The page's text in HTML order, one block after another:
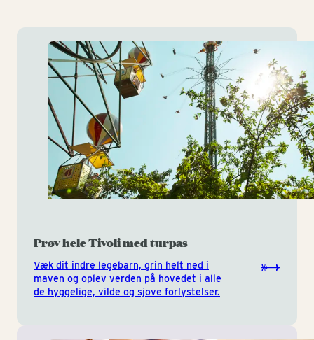
Prøv hele Tivoli med turpas
Væk dit indre legebarn, grin helt ned i
maven og oplev verden på hovedet i alle
de hyggelige, vilde og sjove forlystelser.